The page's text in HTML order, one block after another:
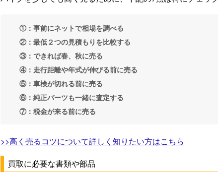
①：事前にネットで相場を調べる
②：最低２つの見積もりを比較する
③：できれば春、秋に売る
④：走行距離や年式が伸びる前に売る
⑤：車検が切れる前に売る
⑥：純正パーツも一緒に査定する
⑦：税金が来る前に売る
>>高く売るコツについて詳しく知りたい方はこちら
買取に必要な書類や部品